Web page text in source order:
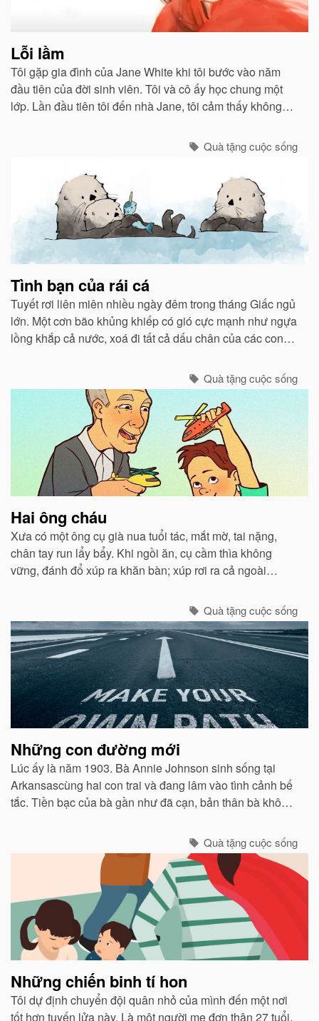
Lỗi lầm
Tôi gặp gia đình của Jane White khi tôi bước vào năm
đầu tiên của đời sinh viên. Tôi và cô ấy học chung một
lớp. Lần đầu tiên tôi đến nhà Jane, tôi cảm thấy không
Quà tặng cuộc sống
Tình bạn của rái cá
Tuyết rơi liên miên nhiều ngày đêm trong tháng Giấc ngủ
lớn. Một cơn bão khủng khiếp có gió cực mạnh như ngựa
lồng khắp cả nước, xoá đi tất cả dấu chân của các con
Quà tặng cuộc sống
Hai ông cháu
Xưa có một ông cụ già nua tuổi tác, mắt mờ, tai nặng,
chân tay run lẩy bẩy. Khi ngồi ăn, cụ cầm thìa không
vững, đánh đổ xúp ra khăn bàn; xúp rơi ra cả ngoài
Quà tặng cuộc sống
Những con đường mới
Lúc ấy là năm 1903. Bà Annie Johnson sinh sống tại
Arkansascùng hai con trai và đang lâm vào tình cảnh bế
tắc. Tiền bạc của bà gần như đã cạn, bản thân bà không
Quà tặng cuộc sống
Những chiến binh tí hon
Tôi dự định chuyển đội quân nhỏ của mình đến một nơi
tốt hơn tuyến lửa này. Là một người mẹ đơn thân 27 tuổi,